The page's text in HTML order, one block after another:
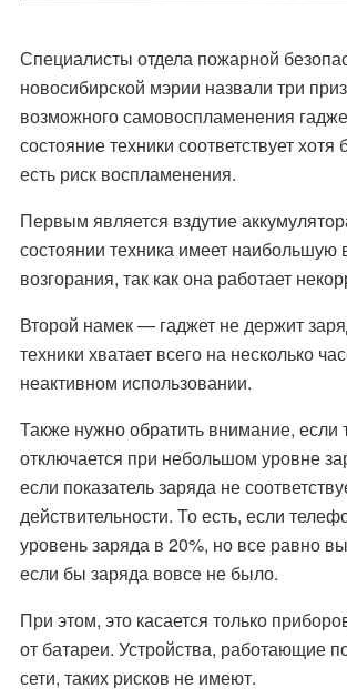
Специалисты отдела пожарной
новосибирской мэрии назвали три
возможного самовоспламенения
состояние техники соответствует
есть риск воспламенения.
Первым является вздутие
состоянии техника имеет наибольшую
возгорания, так как она работает
Второй намек— гаджет не держит
техники хватает всего на несколько
неактивном использовании.
Также нужно обратить внимание, если
отключается при небольшом уровне
если показатель заряда не
действительности. То есть, если
уровень заряда в 20%, но все равно
если бы заряда вовсе не было.
При этом, это касается только
от батареи. Устройства, работающие
сети, таких рисков не имеют.